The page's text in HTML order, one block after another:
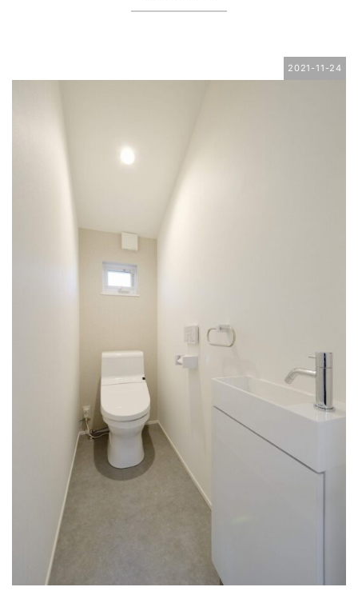
2021-11-24